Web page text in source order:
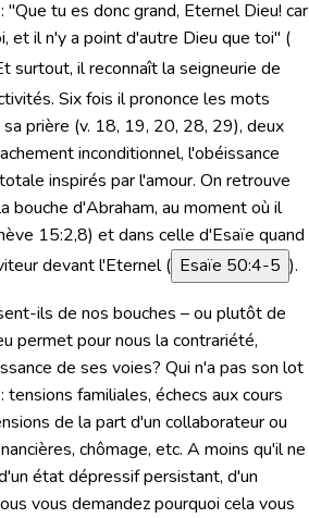
"Que tu es donc grand, Eternel Dieu! car
et il n'y a point d'autre Dieu que toi" (
surtout, il reconnaît la seigneurie de
Six fois il prononce les mots
sa prière (v. 18, 19, 20, 28, 29), deux
inconditionnel, l'obéissance
inspirés par l'amour. On retrouve
bouche d'Abraham, au moment où il
15:2,8) et dans celle d'Esaïe quand
devant l'Eternel ( Esaïe 50:4-5 ).
ils de nos bouches – ou plutôt de
permet pour nous la contrariété,
de ses voies? Qui n'a pas son lot
familiales, échecs aux cours
de la part d'un collaborateur ou
chômage, etc. A moins qu'il ne
état dépressif persistant, d'un
vous demandez pourquoi cela vous